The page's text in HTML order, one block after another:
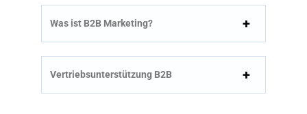
Was ist B2B Marketing?
Vertriebsunterstützung B2B